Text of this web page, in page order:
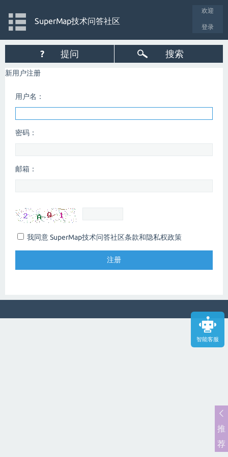
智能客服
欢迎
登录
SuperMap技术问答社区
? 提问 搜索
新用户注册
用户名：
密码：
邮箱：
我同意 SuperMap技术问答社区条款和隐私权政策